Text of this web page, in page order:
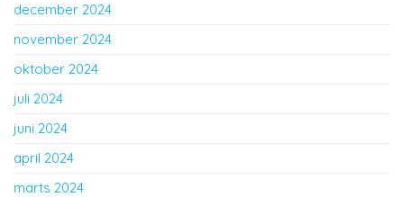
december 2024
november 2024
oktober 2024
juli 2024
juni 2024
april 2024
marts 2024